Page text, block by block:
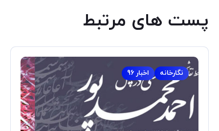
پست های مرتبط
اخبار 96 نگارخانه